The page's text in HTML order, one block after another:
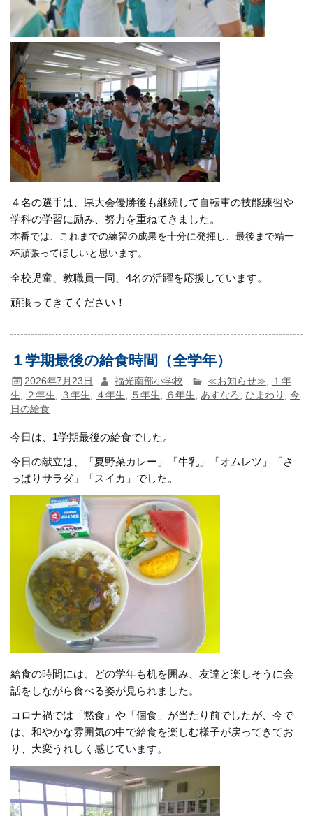
４名の選手は、県大会優勝後も継続して自転車の技能練習や
学科の学習に励み、努力を重ねてきました。
本番では、これまでの練習の成果を十分に発揮し、最後まで精一
杯頑張ってほしいと思います。
全校児童、教職員一同、4名の活躍を応援しています。
頑張ってきてください！
１学期最後の給食時間（全学年）
2026年7月23日 福光南部小学校 ≪お知らせ≫
１年
生, ２年生, ３年生, ４年生, ５年生, ６年生, あすなろ ,ひまわり ,今
日の給食
今日は、1学期最後の給食でした。
今日の献立は、「夏野菜カレー」「牛乳」「オムレツ」「さ
っぱりサラダ」「スイカ」でした。
給食の時間には、どの学年も机を囲み、友達と楽しそうに会
話をしながら食べる姿が見られました。
コロナ禍では「黙食」や「個食」が当たり前でしたが、今で
は、和やかな雰囲気の中で給食を楽しむ様子が戻ってきてお
り、大変うれしく感じています。